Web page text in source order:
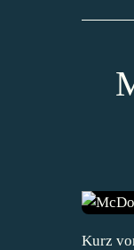
Kurz